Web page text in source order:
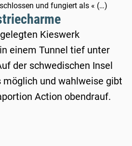
und fungiert als « (…)
Kieswerk
einem Tunnel tief unter
der schwedischen Insel
möglich und wahlweise gibt
Action obendrauf.